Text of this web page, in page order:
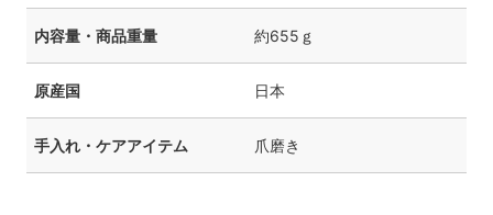
内容量・商品重量 約655ｇ
原産国 日本
手入れ・ケアアイテム 爪磨き